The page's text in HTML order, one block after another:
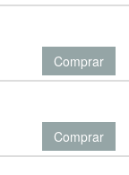
Comprar
Comprar